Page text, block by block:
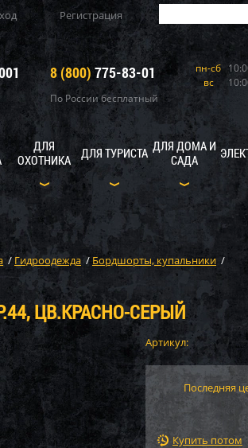
Регистрация
8 (800) 775-83-01
По России бесплатный
пн-сб
вс
ДЛЯ
ОХОТНИКА
ДЛЯ ТУРИСТА ДЛЯ ДОМА И
САДА
/ Гидроодежда / Бордшорты, купальники /
ЦВ.КРАСНО-СЕРЫЙ
Артикул:
Последняя
Купить потом